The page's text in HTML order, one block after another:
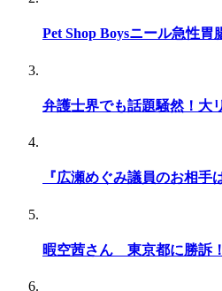
Pet Shop Boysニール急性
弁護士界でも話題騒然！大
『広瀬めぐみ議員のお相手
暇空茜さん 東京都に勝訴